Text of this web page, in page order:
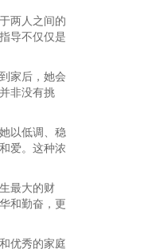
两人之间的
导不仅仅是
家后，她会
非没有挑
以低调、稳
爱。这种浓
最大的财
和勤奋，更
优秀的家庭